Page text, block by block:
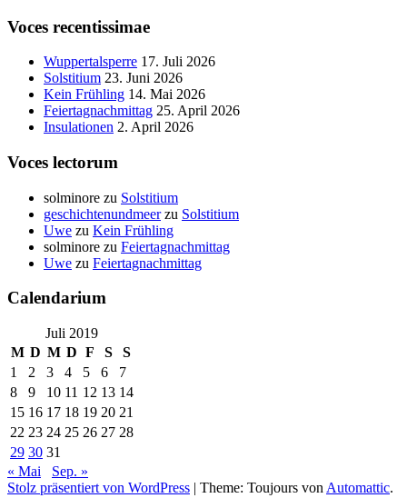
Voces recentissimae
Wuppertalsperre 17. Juli 2026
Solstitium 23. Juni 2026
Kein Frühling 14. Mai 2026
Feiertagnachmittag 25. April 2026
Insulationen 2. April 2026
Voces lectorum
solminore zu Solstitium
geschichtenundmeerzu Solstitium
Uwe zu Kein Frühling
solminore zu Feiertagnachmittag
Uwe zu Feiertagnachmittag
Calendarium
Juli 2019
M D M D F S
S
1
2 3 4 5 6
7
8
9 10 11 12 13 14
15 16 17 18 19 20 21
22 23 24 25 26 27 28
29 30 31
« Mai
Sep. »
Stolz präsentiert von WordPress | Theme: Toujours von Automattic.